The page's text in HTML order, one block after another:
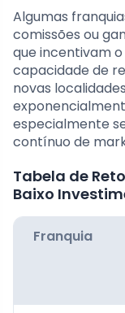
Algumas
comissões ou
que incentivam
capacidade de
novas
especialmente
contínuo de
Tabela de
Baixo
Franquia